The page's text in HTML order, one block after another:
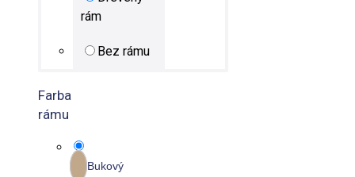
rám
Bez rámu
Farba
rámu
Bukový